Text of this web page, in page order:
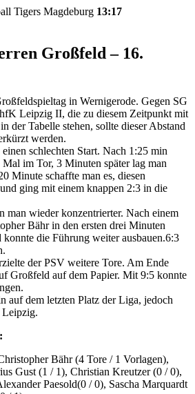
Tigers Magdeburg 13:17
Großfeld – 16.
in Wernigerode. Gegen SG
Leipzig II, die zu diesem Zeitpunkt mit
der Tabelle stehen, sollte dieser Abstand
werden.
schlechten Start. Nach 1:25 min
Mal im Tor, 3 Minuten später lag man
Minute schaffte man es, diesen
ging mit einem knappen 2:3 in die
man wieder konzentrierter. Nach einem
Bähr in den ersten drei Minuten
konnte die Führung weiter ausbauen.6:3
der PSV weitere Tore. Am Ende
Großfeld auf dem Papier. Mit 9:5 konnte
auf dem letzten Platz der Liga, jedoch
Leipzig.
Bähr (4 Tore / 1 Vorlagen),
Gust (1 / 1), Christian Kreutzer (0 / 0),
Paesold(0 / 0), Sascha Marquardt